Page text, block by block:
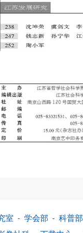
室 - 学会部 - 科普部